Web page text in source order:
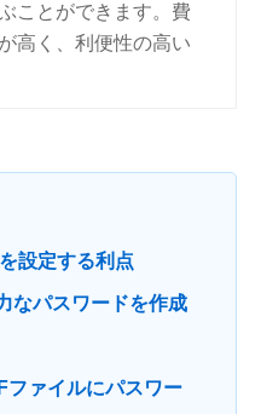
ことができます。費
高く、利便性の高い
設定する利点
なパスワードを作成
ァイルにパスワー